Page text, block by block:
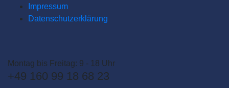
Impressum
Datenschutzerklärung
Montag bis Freitag: 9 - 18 Uhr
+49 160 99 18 68 23